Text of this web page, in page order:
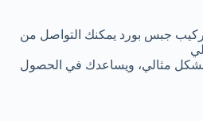
جبس بورد يمكنك التواصل من
بشكل مثالي، ويساعدك في الحصول